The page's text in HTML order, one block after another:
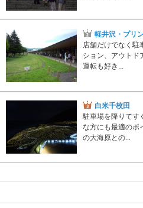
軽井沢・プリ
店舗だけでなく駐
ション、アウトド
運転も好き...
白米千枚田
駐車場を降りてす
な方にも最適のポ
の大海原との...